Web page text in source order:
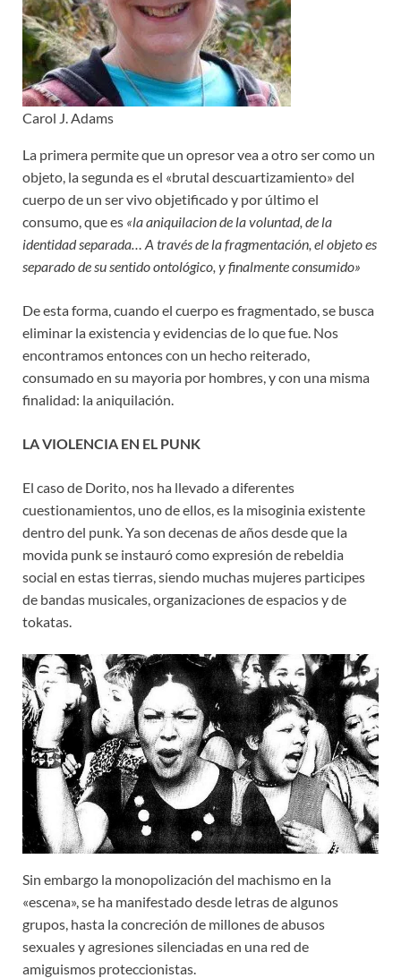
Carol J. Adams
La primera permite que un opresor vea a otro ser como un
objeto, la segunda es el «brutal descuartizamiento» del
cuerpo de un ser vivo objetificado y por último el
consumo, que es «la aniquilacion de la voluntad, de la
identidad separada… A través de la fragmentación, el objeto es
separado de su sentido ontológico, y finalmente consumido»
De esta forma, cuando el cuerpo es fragmentado, se busca
eliminar la existencia y evidencias de lo que fue. Nos
encontramos entonces con un hecho reiterado,
consumado en su mayoria por hombres, y con una misma
finalidad: la aniquilación.
LA VIOLENCIA EN EL PUNK
El caso de Dorito, nos ha llevado a diferentes
cuestionamientos, uno de ellos, es la misoginia existente
dentro del punk. Ya son decenas de años desde que la
movida punk se instauró como expresión de rebeldia
social en estas tierras, siendo muchas mujeres participes
de bandas musicales, organizaciones de espacios y de
tokatas.
Sin embargo la monopolización del machismo en la
«escena», se ha manifestado desde letras de algunos
grupos, hasta la concreción de millones de abusos
sexuales y agresiones silenciadas en una red de
amiguismos proteccionistas.